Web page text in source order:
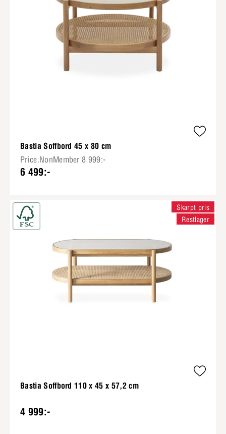
Bastia Soffbord 45 x 80 cm
Price.NonMember 8 999:-
6 499:-
Bastia Soffbord 110 x 45 x 57,2 cm
4 999:-
Skarpt pris
Restlager